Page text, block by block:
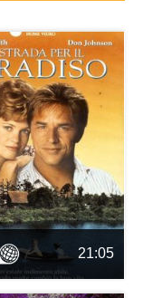
21:05